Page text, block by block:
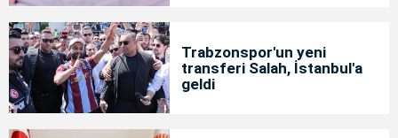
Trabzonspor'un yeni
transferi Salah, İstanbul'a
geldi